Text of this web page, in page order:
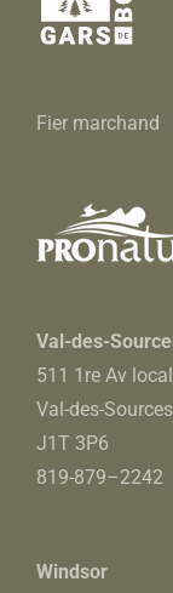
Fier marchand
Val-des-
511 1re Av
Val-des-
J1T 3P6
819-879–2242
Windsor